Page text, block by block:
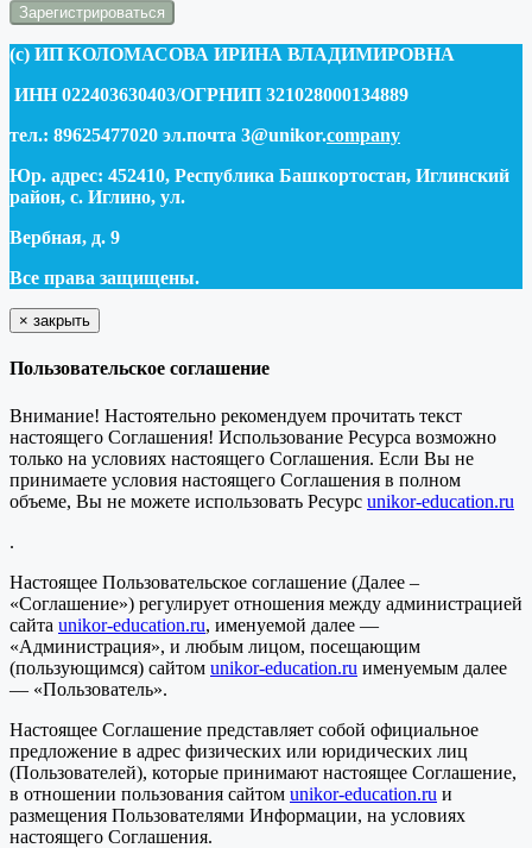
(c) ИП КОЛОМАСОВА ИРИНА ВЛАДИМИРОВНА
ИНН 022403630403/ОГРНИП 321028000134889
тел.: 89625477020 эл.почта 3@unikor.company
Юр. адрес: 452410, Республика Башкортостан, Иглинский
район, с. Иглино, ул.
Вербная, д. 9
Все права защищены.
× закрыть
Пользовательское соглашение
Внимание! Настоятельно рекомендуем прочитать текст
настоящего Соглашения! Использование Ресурса возможно
только на условиях настоящего Соглашения. Если Вы не
принимаете условия настоящего Соглашения в полном
объеме, Вы не можете использовать Ресурс unikor-education.ru
.
Настоящее Пользовательское соглашение (Далее –
«Соглашение») регулирует отношения между администрацией
сайта unikor-education.ru, именуемой далее —
«Администрация», и любым лицом, посещающим
(пользующимся) сайтом unikor-education.ru именуемым далее
— «Пользователь».
Настоящее Соглашение представляет собой официальное
предложение в адрес физических или юридических лиц
(Пользователей), которые принимают настоящее Соглашение,
в отношении пользования сайтом unikor-education.ru и
размещения Пользователями Информации, на условиях
настоящего Соглашения.